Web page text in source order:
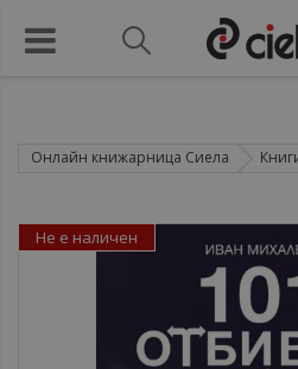
Онлайн книжарница Сиела
Не е наличен